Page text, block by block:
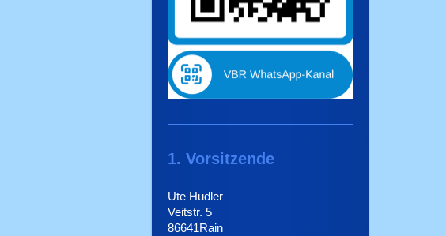
1. Vorsitzende
Ute Hudler
Veitstr. 5
86641Rain